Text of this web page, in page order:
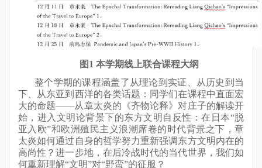
图1 本学期线上联合课程大纲
整个学期的课程涵盖了从理论到实证、从历史到当
下、从东亚到西洋的各类话题 ：同学们在课程中直面宏
大的命题——从章太炎的《齐物论释》对庄子的解读开
始，进入文明论背景下的东方文明自反性：在日本“脱
亚入欧”和欧洲殖民主义浪潮席卷的时代背景之下，章
太炎如何通过自身的哲学努力重新强调东方文明内在的
高尚性？进一步地，在后冷战时代的当代世界，我们如
何重新理解“文明”对“野蛮”的征服？